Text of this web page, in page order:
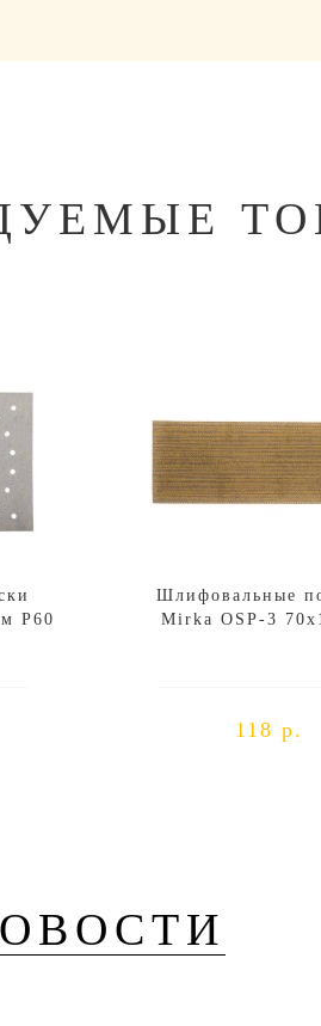
P60
Шлифовальные
Mirka OSP-3
118 р.